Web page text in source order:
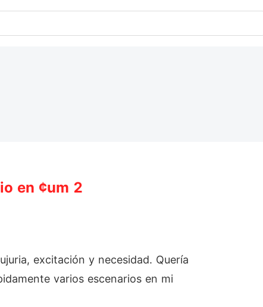
en ¢um 2
excitación y necesidad. Quería
varios escenarios en mi